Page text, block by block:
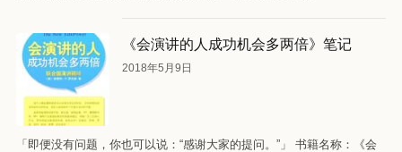
《会演讲的人成功机会多两倍》笔记
2018年5月9日
「即便没有问题，你也可以说：“感谢大家的提问。”」 书籍名称：《会